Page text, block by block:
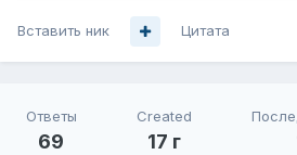
Вставить ник Цитата
Ответы
69
Created
17 г